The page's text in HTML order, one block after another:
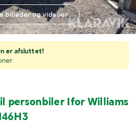
er afsluttet!
personbiler Ifor Williams
billeder og videoer